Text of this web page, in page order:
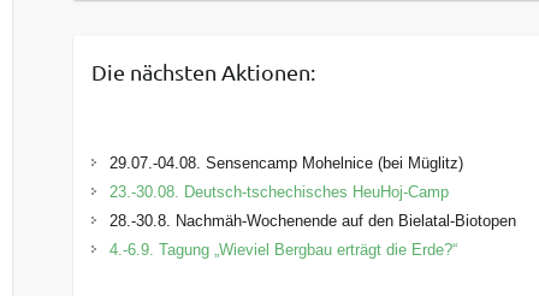
Die nächsten Aktionen:
29.07.-04.08. Sensencamp Mohelnice (bei Müglitz)
23.-30.08. Deutsch-tschechisches HeuHoj-Camp
28.-30.8. Nachmäh-Wochenende auf den Bielatal-Biotopen
4.-6.9. Tagung „Wieviel Bergbau erträgt die Erde?“